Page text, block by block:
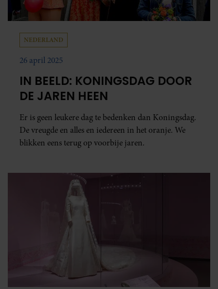
NEDERLAND
26 april 2025
IN BEELD: KONINGSDAG DOOR
DE JAREN HEEN
Er is geen leukere dag te bedenken dan Koningsdag.
De vreugde en alles en iedereen in het oranje. We
blikken eens terug op voorbije jaren.